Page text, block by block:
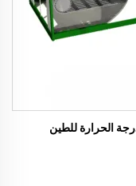
الحرارة للطين